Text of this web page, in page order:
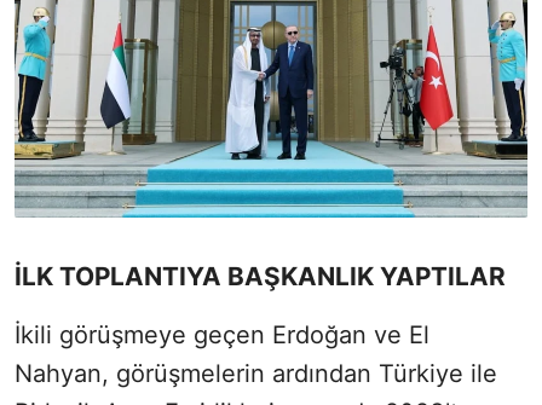
İLK TOPLANTIYA BAŞKANLIK YAPTILAR
İkili görüşmeye geçen Erdoğan ve El
Nahyan, görüşmelerin ardından Türkiye ile